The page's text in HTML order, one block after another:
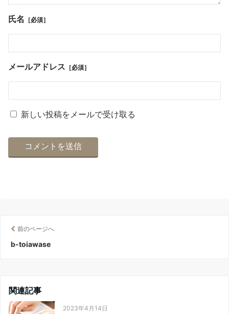
氏名 ［必須］
メールアドレス ［必須］
新しい投稿をメールで受け取る
前のページへ
b-toiawase
関連記事
2023年4月14日